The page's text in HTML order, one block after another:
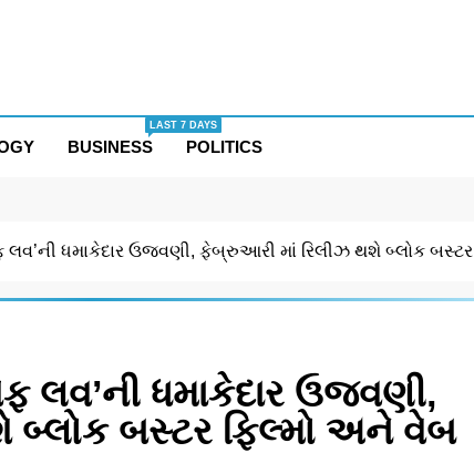
BUSINESS
LAST 7 DAYS
POLITICS
ધમાકેદાર ઉજવણી, ફેબ્રુઆરી માં રિલીઝ થશે બ્લોક
ધમાકેદાર ઉજવણી,
બસ્ટર ફિલ્મો અને વેબ